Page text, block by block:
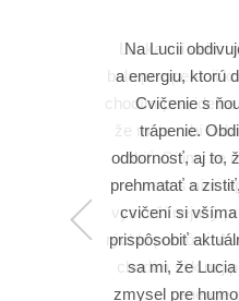
Lucka mi veľmi
bola po operácii
chodím
že mi to robí
robiť. Cítim, že
a viem s ním
vyskočí nejaký
rýchlo pomôcť. A
chodím si k nej
energie
Na Lucii
a energiu, ktorú
Cvičenie s
trápenie.
odbornosť, aj to,
prehmatať a
cvičení si
prispôsobiť
sa mi, že
zmysel pre